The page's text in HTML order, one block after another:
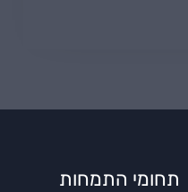
תחומי התמחות